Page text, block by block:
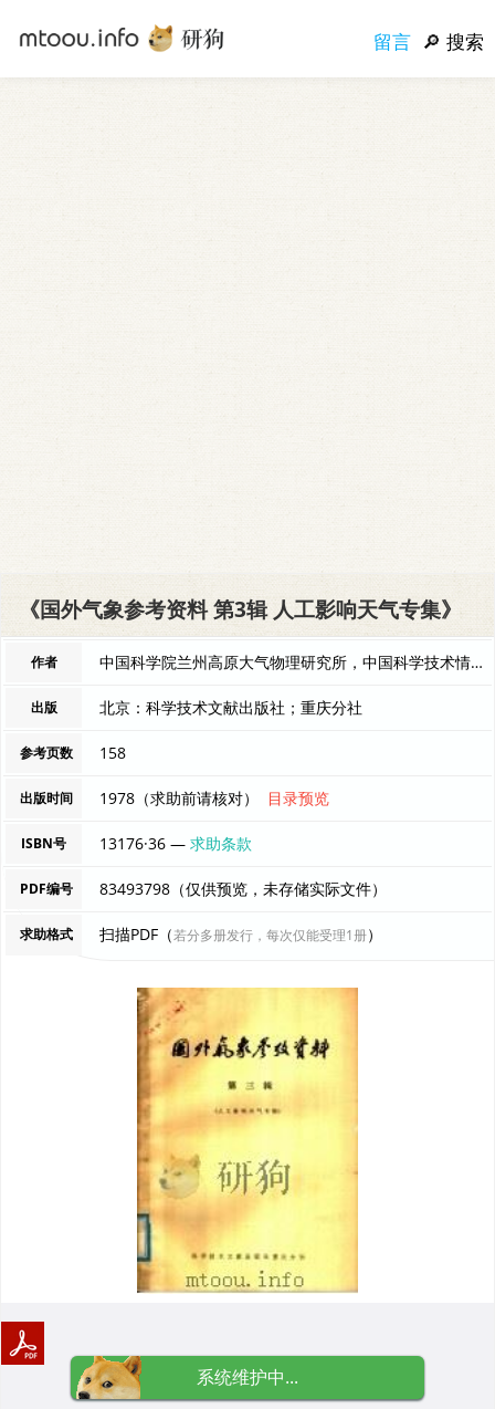
留言 搜索
《国外气象参考资料 第3辑 人工影响天气专集》
作者 中国科学院兰州高原大气物理研究所，中国科学技术情报研究所重庆 编者
出版 北京：科学技术文献出版社；重庆分社
参考页数 158
出版时间 1978（求助前请核对） 目录预览
ISBN号 13176·36 —求助条款
PDF编号 83493798（仅供预览，未存储实际文件）
求助格式 扫描PDF（若分多册发行，每次仅能受理1册）
系统维护中...